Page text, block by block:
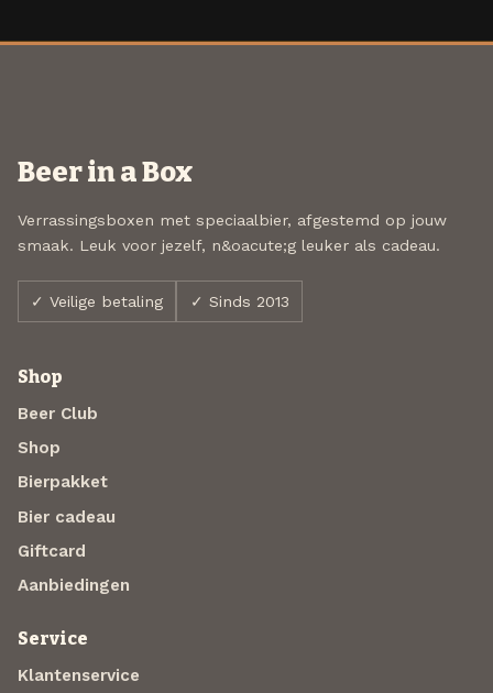
Beer in a Box
Verrassingsboxen met speciaalbier, afgestemd op jouw
smaak. Leuk voor jezelf, n&oacute;g leuker als cadeau.
✓ Veilige betaling ✓ Sinds 2013
Shop
Beer Club
Shop
Bierpakket
Bier cadeau
Giftcard
Aanbiedingen
Service
Klantenservice